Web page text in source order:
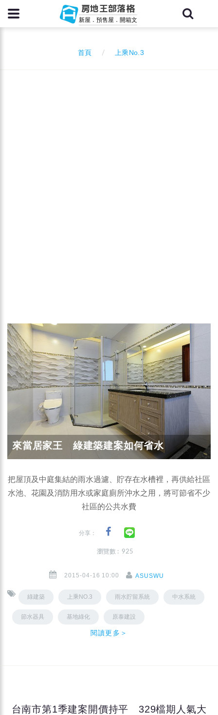
房地王部落格
新屋．預售屋．開箱文
首頁 上乘No.3
來當居家王 綠建築建案如何省水
把屋頂及中庭集結的雨水過濾、貯存在水槽裡，再供給社區
水池、花園及消防用水或家庭廁所沖水之用，將可節省不少
社區的公共水費
分享：
瀏覽數 : 925
2015-04-16 10:00 ASUSWU
綠建築 上乘NO.3 雨水貯留系統 中水系統
節水器具 基地綠化 原泰建設
閱讀更多＞
台南市第1季建案開價持平 329檔期人氣大